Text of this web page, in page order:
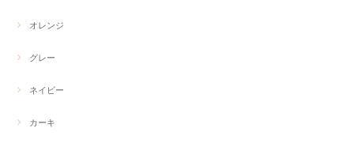
オレンジ
グレー
ネイビー
カーキ